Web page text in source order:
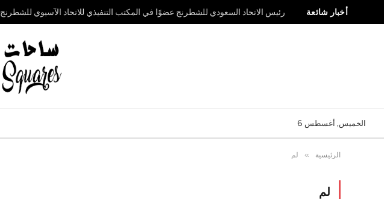
أخبار شائعة رئيس الاتحاد السعودي للشطرنج عضوًا في المكتب التنفيذي للاتحاد الآسيوي للشطرنج
الخميس, أغسطس 6
الرئيسية » لم
لم